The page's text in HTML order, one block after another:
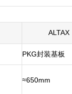
ALTAX
PKG封装基板
≈650mm